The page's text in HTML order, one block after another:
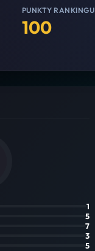
PUNKTY RANKINGU
100
1
5
7
3
5